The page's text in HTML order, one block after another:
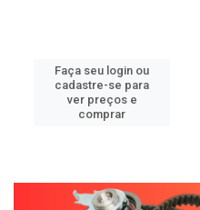
Faça seu login ou
cadastre-se para
ver preços e
comprar